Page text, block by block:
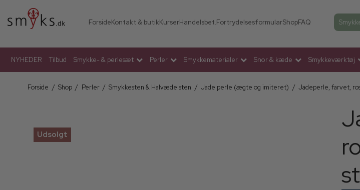
ForsideKontakt & butikKurserHandelsbet.FortrydelsesformularShopFAQ
NYHEDER Tilbud Smykke- & perlesæt Perler Smykkematerialer Snor & kæde Smykkeværktøj
Forside / Shop / Perler / Smykkesten & Halvædelsten / Jade perle (ægte og imiteret) / Jadeperle, farvet,
Udsolgt